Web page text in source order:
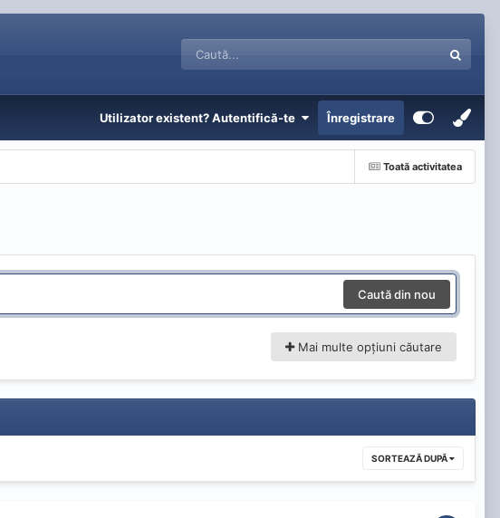
Utilizator existent? Autentifică-te Înregistrare
Toată activitatea
Caută din nou
Mai multe opțiuni căutare
SORTEAZĂ DUPĂ